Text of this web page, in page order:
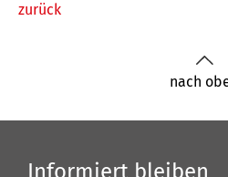
zurück
nach
Informiert bleiben